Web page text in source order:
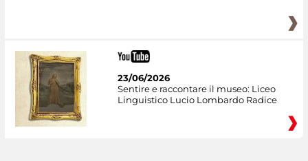
23/06/2026
Sentire e raccontare il museo: Liceo
Linguistico Lucio Lombardo Radice